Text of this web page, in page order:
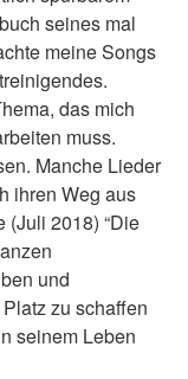
seines mal
meine Songs
das mich
muss.
Manche Lieder
ihren Weg aus
(Juli 2018) “Die
und
zu schaffen
seinem Leben